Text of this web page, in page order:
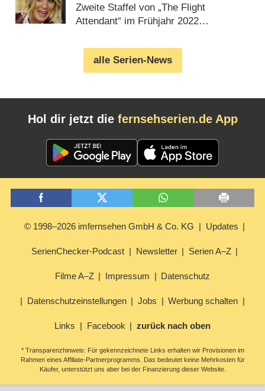
Miniserie
Zweite Staffel von „The Flight
Attendant“ im Frühjahr 2022
alle Serien-News
Hol dir jetzt die fernsehserien.de App
© 1998–2026 imfernsehen GmbH & Co. KG Updates
SerienChecker-Podcast Newsletter Serien A–Z
Filme A–Z Impressum Datenschutz
Datenschutzeinstellungen Jobs Werbung schalten
Links Facebook zurück nach oben
* Transparenzhinweis: Für gekennzeichnete Links erhalten wir Provisionen im
Rahmen eines Affiliate-Partnerprogramms. Das bedeutet keine Mehrkosten für
Käufer, unterstützt uns aber bei der Finanzierung dieser Website.